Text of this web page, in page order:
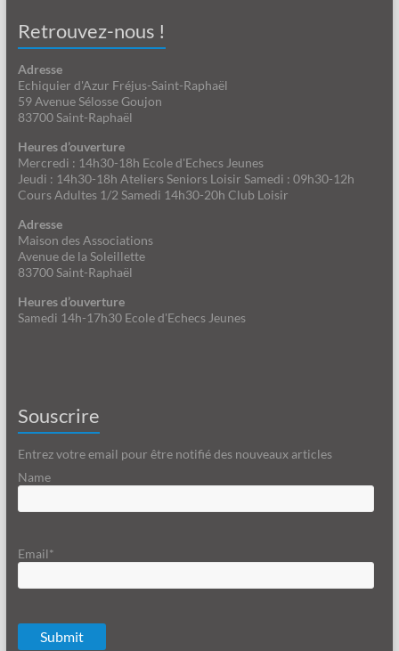
Retrouvez-nous !
Adresse
Echiquier d'Azur Fréjus-Saint-Raphaël
59 Avenue Sélosse Goujon
83700 Saint-Raphaël
Heures d’ouverture
Mercredi : 14h30-18h Ecole d'Echecs Jeunes
Jeudi : 14h30-18h Ateliers Seniors Loisir Samedi : 09h30-12h
Cours Adultes 1/2 Samedi 14h30-20h Club Loisir
Adresse
Maison des Associations
Avenue de la Soleillette
83700 Saint-Raphaël
Heures d’ouverture
Samedi 14h-17h30 Ecole d'Echecs Jeunes
Souscrire
Entrez votre email pour être notifié des nouveaux articles
Name
Email*